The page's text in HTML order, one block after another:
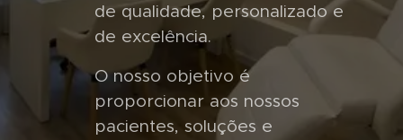
de qualidade, personalizado e
de excelência.
O nosso objetivo é
proporcionar aos nossos
pacientes, soluções e